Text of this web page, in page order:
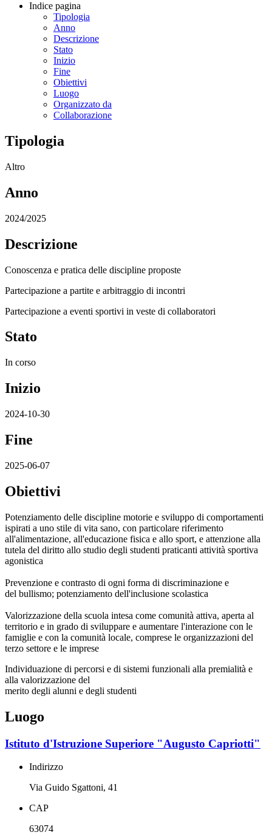
Indice pagina
Tipologia
Anno
Descrizione
Stato
Inizio
Fine
Obiettivi
Luogo
Organizzato da
Collaborazione
Tipologia
Altro
Anno
2024/2025
Descrizione
Conoscenza e pratica delle discipline proposte
Partecipazione a partite e arbitraggio di incontri
Partecipazione a eventi sportivi in veste di collaboratori
Stato
In corso
Inizio
2024-10-30
Fine
2025-06-07
Obiettivi
Potenziamento delle discipline motorie e sviluppo di comportamenti
ispirati a uno stile di vita sano, con particolare riferimento
all'alimentazione, all'educazione fisica e allo sport, e attenzione alla
tutela del diritto allo studio degli studenti praticanti attività sportiva
agonistica
Prevenzione e contrasto di ogni forma di discriminazione e
del bullismo; potenziamento dell'inclusione scolastica
Valorizzazione della scuola intesa come comunità attiva, aperta al
territorio e in grado di sviluppare e aumentare l'interazione con le
famiglie e con la comunità locale, comprese le organizzazioni del
terzo settore e le imprese
Individuazione di percorsi e di sistemi funzionali alla premialità e
alla valorizzazione del
merito degli alunni e degli studenti
Luogo
Istituto d'Istruzione Superiore "Augusto Capriotti"
Indirizzo
Via Guido Sgattoni, 41
CAP
63074